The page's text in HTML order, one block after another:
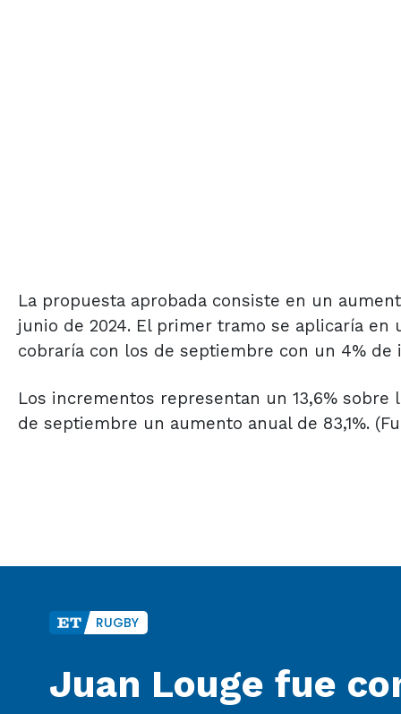
La propuesta aprobada consiste en un
junio de 2024. El primer tramo se aplicaría en
cobraría con los de septiembre con un 4% de
Los incrementos representan un 13,6%
de septiembre un aumento anual de 83,1%.
RUGBY
Juan Louge fue